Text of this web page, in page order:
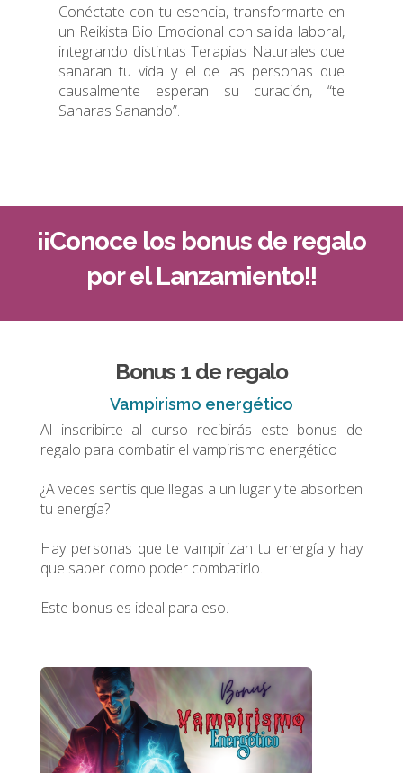
Conéctate con tu esencia, transformarte en
un Reikista Bio Emocional con salida laboral,
integrando distintas Terapias Naturales que
sanaran tu vida y el de las personas que
causalmente esperan su curación, “te
Sanaras Sanando”.
¡¡Conoce los bonus de regalo
por el Lanzamiento!!
Bonus 1 de regalo
Vampirismo energético
Al inscribirte al curso recibirás este bonus de
regalo para combatir el vampirismo energético
¿A veces sentís que llegas a un lugar y te absorben
tu energía?
Hay personas que te vampirizan tu energía y hay
que saber como poder combatirlo.
Este bonus es ideal para eso.